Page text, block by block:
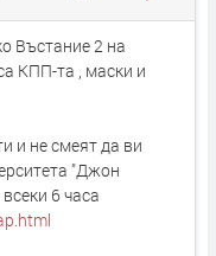
Въстание 2 на
КПП-та , маски и
и не смеят да ви
"Джон
6 часа